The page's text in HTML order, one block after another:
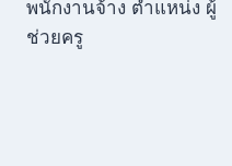
พนักงานจ้าง ตำแหน่ง ผู้
ช่วยครู